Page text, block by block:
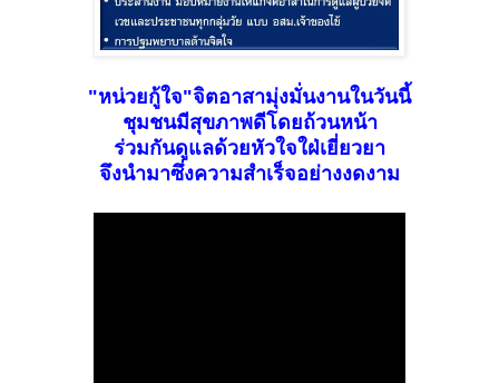
"หน่วยกู้ใจ"จิตอาสามุ่งมั่นงานในวันนี้
ชุมชนมีสุขภาพดีโดยถ้วนหน้า
ร่วมกันดูแลด้วยหัวใจใฝ่เยี่ยวยา
จึงนำมาซึ่งความสำเร็จอย่างงดงาม